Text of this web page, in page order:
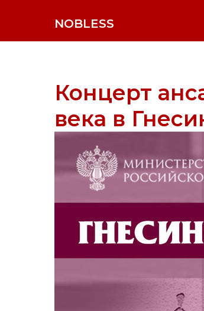
NOBLESS
Концерт
века в